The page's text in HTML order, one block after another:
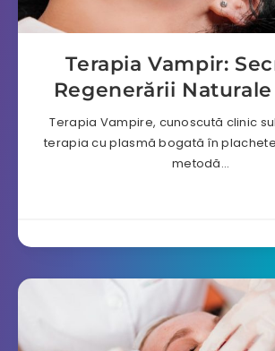
Terapia Vampir:
Regenerării
Terapia Vampire, cunoscută clinic
terapia cu plasmă bogată în plachete
metodă…